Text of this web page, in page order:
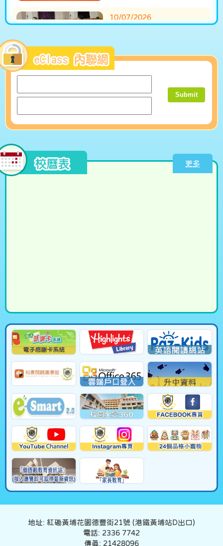
13/07/2026
球青少年回歸盃邀請賽
2026」碟賽冠軍！
10/07/2026
09/07/2026
20260709_試後活動-藝術教
育活動
更多
地址: 紅磡黃埔花園德豐街21號 (港鐵黃埔站D出口)
電話: 2336 7742
傳真: 21428096